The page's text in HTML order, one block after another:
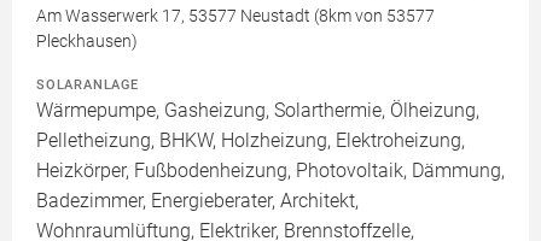
Am Wasserwerk 17, 53577 Neustadt (8km von 53577
Pleckhausen)
SOLARANLAGE
Wärmepumpe, Gasheizung, Solarthermie, Ölheizung,
Pelletheizung, BHKW, Holzheizung, Elektroheizung,
Heizkörper, Fußbodenheizung, Photovoltaik, Dämmung,
Badezimmer, Energieberater, Architekt,
Wohnraumlüftung, Elektriker, Brennstoffzelle,